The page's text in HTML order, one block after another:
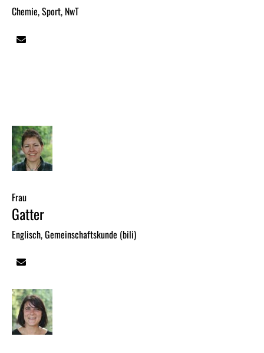
Chemie, Sport, NwT
Frau
Gatter
Englisch, Gemeinschaftskunde (bili)